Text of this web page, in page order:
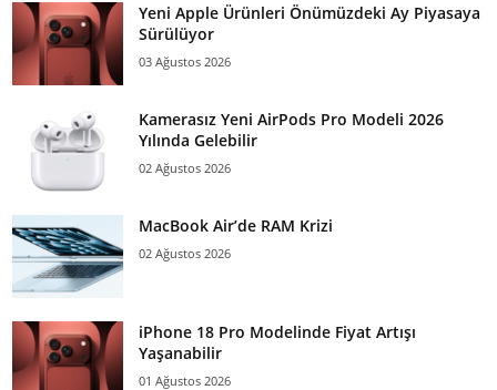
Yeni Apple Ürünleri Önümüzdeki Ay Piyasaya
Sürülüyor
03 Ağustos 2026
Kamerasız Yeni AirPods Pro Modeli 2026
Yılında Gelebilir
02 Ağustos 2026
MacBook Air’de RAM Krizi
02 Ağustos 2026
iPhone 18 Pro Modelinde Fiyat Artışı
Yaşanabilir
01 Ağustos 2026